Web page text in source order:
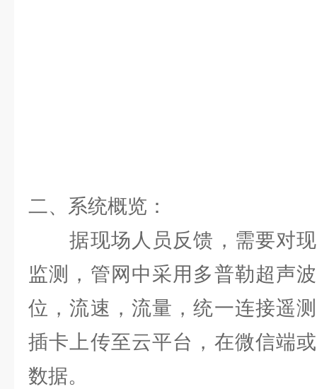
二、系统概览：
据现场人员反馈，需要对现
监测，管网中采用多普勒超声
位，流速，流量，统一连接遥
插卡上传至云平台，在微信端
数据。